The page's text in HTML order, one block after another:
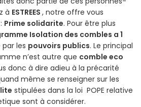
à ESTREES , notre offre vous
Prime solidarite. Pour être plus
Isolation des combles a 1
les pouvoirs publics. Le principal
n’est autre que comble eco
donc à dire adieu à la précarité
même se renseigner sur les
stipulées dans la loi POPE relative
sont à considérer.